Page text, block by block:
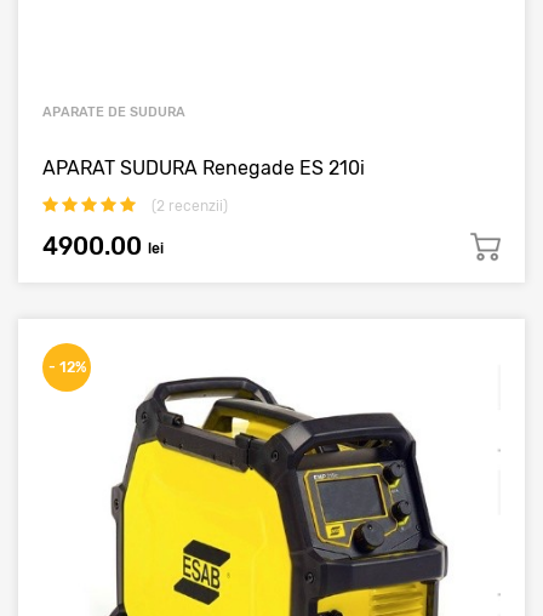
APARATE DE SUDURA
APARAT SUDURA Renegade ES 210i
(2 recenzii)
4900.00 lei
- 12%